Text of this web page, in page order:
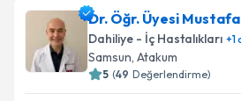
Dr. Öğr. Üyesi
Dahiliye - İç Hastalıkları +1
Samsun, Atakum
5 (49 Değerlendirme)